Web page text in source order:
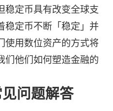
稳定币具有改变全球支
稳定币不断「稳定」并
使用数位资产的方式将
们他们如何塑造金融的
问题解答